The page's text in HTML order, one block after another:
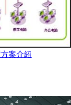
案介紹